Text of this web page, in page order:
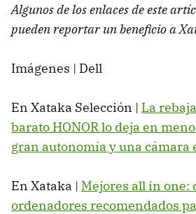
Algunos de los enlaces de este
pueden reportar un beneficio a
Imágenes | Dell
En Xataka Selección | La
barato HONOR lo deja en
gran autonomía y una cámara
En Xataka | Mejores all in one:
ordenadores recomendados